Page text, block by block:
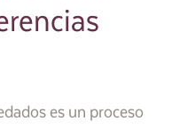
es un proceso